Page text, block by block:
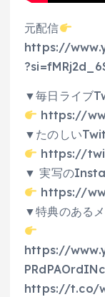
元配信
https://
▼毎日ライブ
https://
▼たのしい
https://
▼ 実写の
https://
▼特典のある
https://
https://t.co/